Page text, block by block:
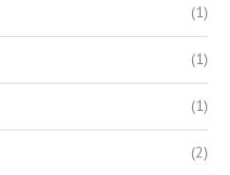
(1)
(1)
(1)
(2)